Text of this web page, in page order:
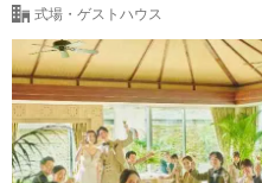
式場・ゲストハウス